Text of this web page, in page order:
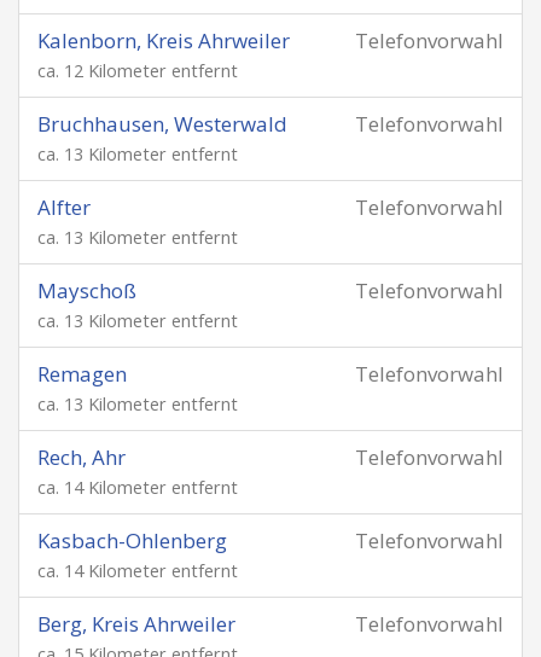
Telefonvorwahl
Kalenborn, Kreis Ahrweiler
ca. 12 Kilometer entfernt
Telefonvorwahl
Bruchhausen, Westerwald
ca. 13 Kilometer entfernt
Telefonvorwahl
Alfter
ca. 13 Kilometer entfernt
Telefonvorwahl
Mayschoß
ca. 13 Kilometer entfernt
Telefonvorwahl
Remagen
ca. 13 Kilometer entfernt
Telefonvorwahl
Rech, Ahr
ca. 14 Kilometer entfernt
Telefonvorwahl
Kasbach-Ohlenberg
ca. 14 Kilometer entfernt
Telefonvorwahl
Berg, Kreis Ahrweiler